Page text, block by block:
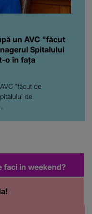
un AVC "făcut
Spitalului
o în fața
"făcut de
de
faci in weekend?